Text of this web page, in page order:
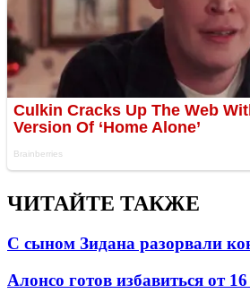
ЧИТАЙТЕ ТАКЖЕ
С сыном Зидана разорвали
Алонсо готов избавиться от